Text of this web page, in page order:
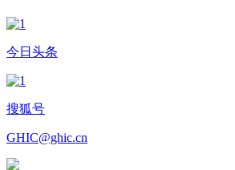
今日头条
搜狐号
GHIC@ghic.cn